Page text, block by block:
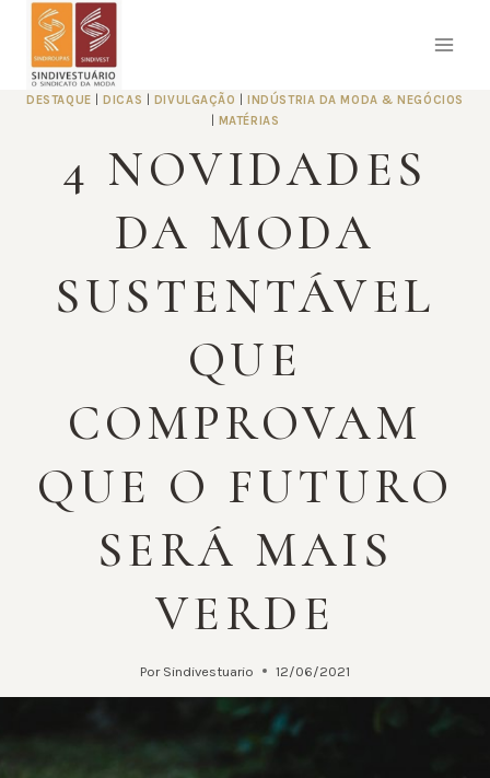
Pular
Conteúdo
DESTAQUE DICAS DIVULGAÇÃO
INDÚSTRIA DA MODA & NEGÓCIOS
MATÉRIAS
4 NOVIDADES
DA MODA
SUSTENTÁVEL
QUE
COMPROVAM
QUE O FUTURO
SERÁ MAIS
VERDE
Por Sindivestuario 12/06/2021